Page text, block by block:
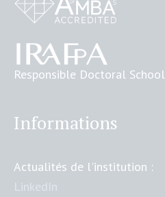
Responsible Doctoral School
Informations
Actualités de l'institution :